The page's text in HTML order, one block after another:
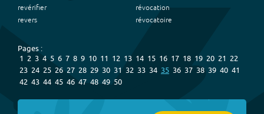
revérifier
revers
révocation
révocatoire
Pages :
1 2 3 4 5 6 7 8 9 10 11 12 13 14 15 16 17 18 19 20 21 22
23 24 25 26 27 28 29 30 31 32 33 34 35 36 37 38 39 40 41
42 43 44 45 46 47 48 49 50